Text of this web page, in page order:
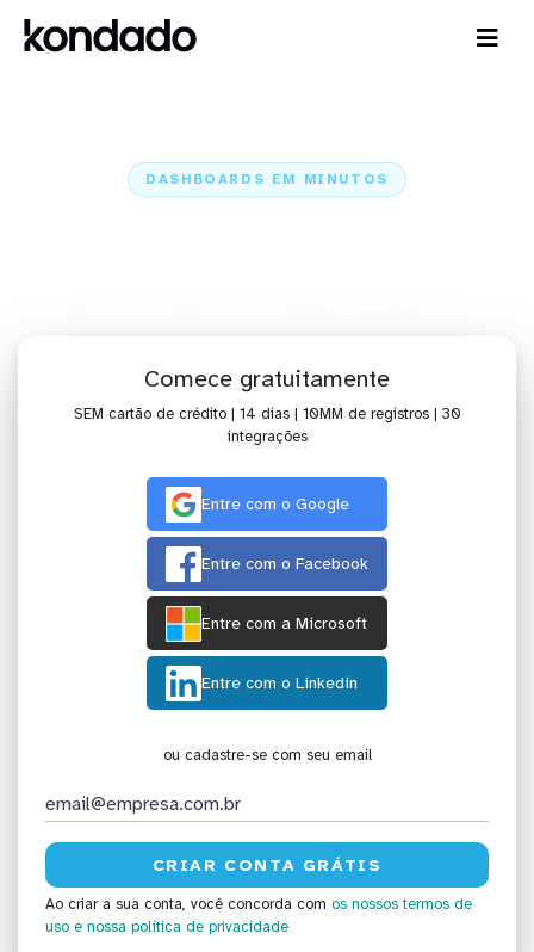
DASHBOARDS EM MINUTOS
Comece gratuitamente
SEM cartão de crédito | 14 dias | 10MM de registros | 30
integrações
Entre com o Google
Entre com o Facebook
Entre com a Microsoft
Entre com o Linkedin
ou cadastre-se com seu email
Ao criar a sua conta, você concorda com os nossos termos de
uso e nossa política de privacidade